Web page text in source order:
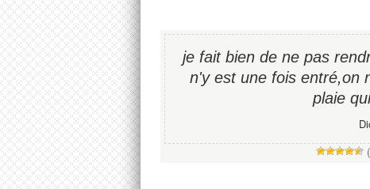
je fait bien de ne pas
n'y est une fois entré,on
plaie
(